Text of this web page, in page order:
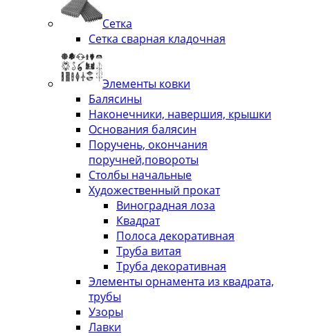
Сетка
Сетка сварная кладочная
Элементы ковки
Балясины
Наконечники, навершия, крышки
Основания балясин
Поручень, окончания
поручней,повороты
Столбы начальные
Художественный прокат
Виноградная лоза
Квадрат
Полоса декоративная
Труба витая
Труба декоративная
Элементы орнамента из квадрата,
трубы
Узоры
Лавки